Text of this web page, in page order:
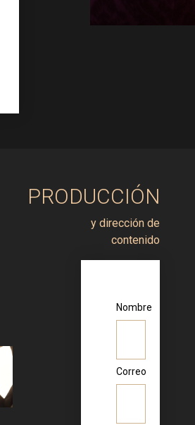
PRODUCCIÓN
y dirección de
contenido
Nombre
Correo